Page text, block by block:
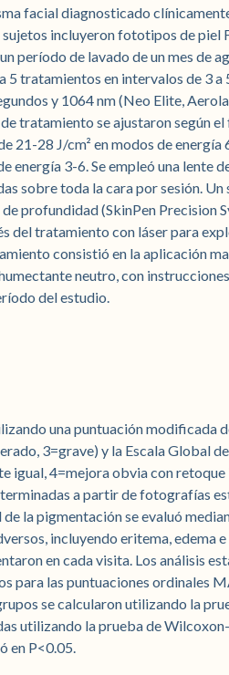
facial diagnosticado
incluyeron fototipos de
período de lavado de un mes de
5 tratamientos en intervalos de 3
y 1064 nm (Neo Elite,
tratamiento se ajustaron según
21-28 J/cm² en modos de
energía 3-6. Se empleó una lente
sobre toda la cara por sesión.
profundidad (SkinPen Precision
del tratamiento con láser para
consistió en la aplicación
neutro, con
del estudio.
una puntuación modificada
3=grave) y la Escala Global
igual, 4=mejora obvia con
a partir de fotografías
la pigmentación se evaluó
incluyendo eritema, edema
en cada visita. Los análisis
para las puntuaciones ordinales
se calcularon utilizando la
utilizando la prueba de
en P<0.05.